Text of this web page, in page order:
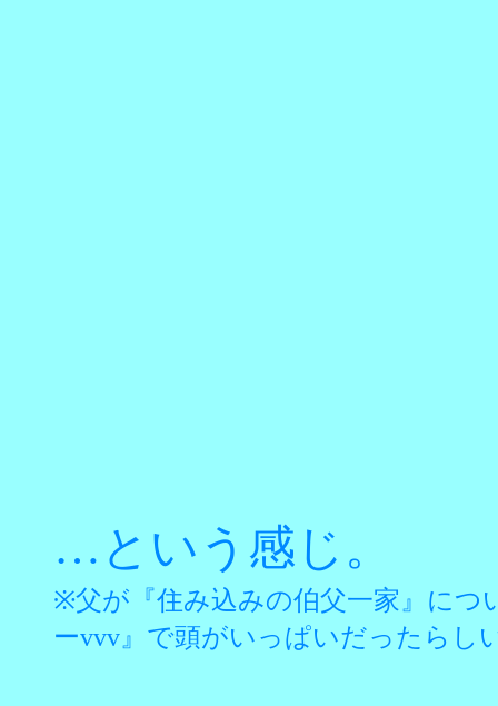
…という感じ。
※父が『住み込みの伯父一家』につ
ーvvv』で頭がいっぱいだったらし